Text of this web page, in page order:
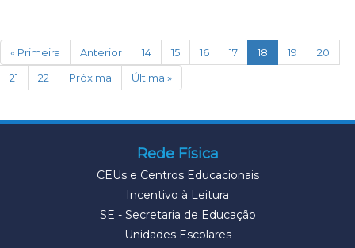
« Primeira Anterior 14 15 16 17 18 (current)
19
20
21
22 Próxima Última »
Rede Física
CEUs e Centros Educacionais
Incentivo à Leitura
SE - Secretaria de Educação
Unidades Escolares